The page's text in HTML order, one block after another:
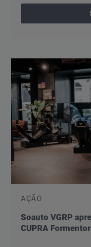
AÇÃO
Soauto VGRP
CUPRA Formentor